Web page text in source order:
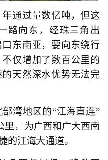
通过量数亿吨，但这
路向东，经珠三角出
东南亚，要向东绕行
仅增加了数百公里的
天然深水优势无法完
湾地区的“江海直连”
里，为广西和广大西南
的江海大通道。